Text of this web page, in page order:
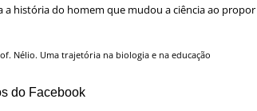
a história do homem que mudou a ciência ao
Nélio. Uma trajetória na biologia e na educação
do Facebook